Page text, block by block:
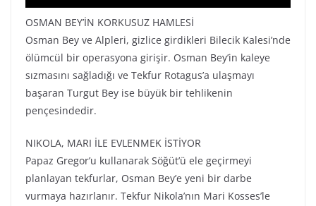
OSMAN BEY’İN KORKUSUZ HAMLESİ
Osman Bey ve Alpleri, gizlice girdikleri Bilecik Kalesi’nde
ölümcül bir operasyona girişir. Osman Bey’in kaleye
sızmasını sağladığı ve Tekfur Rotagus’a ulaşmayı
başaran Turgut Bey ise büyük bir tehlikenin
pençesindedir.
NIKOLA, MARI İLE EVLENMEK İSTİYOR
Papaz Gregor’u kullanarak Söğüt’ü ele geçirmeyi
planlayan tekfurlar, Osman Bey’e yeni bir darbe
vurmaya hazırlanır. Tekfur Nikola’nın Mari Kosses’le